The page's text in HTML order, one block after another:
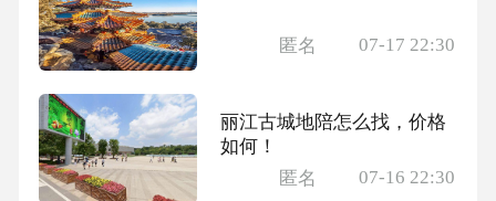
匿名 07-17 22:30
丽江古城地陪怎么找，价格
如何！
匿名
07-16 22:30